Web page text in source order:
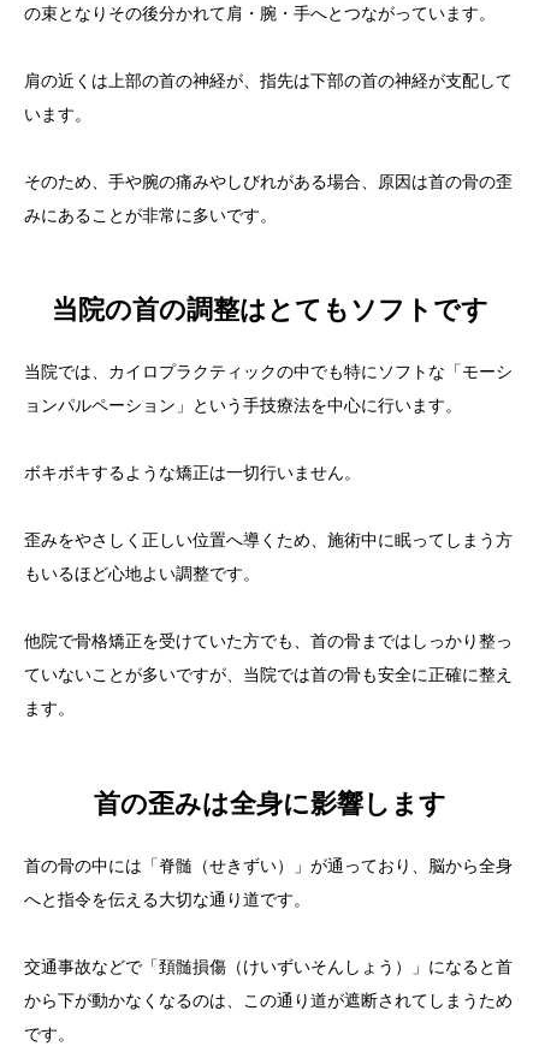
の束となりその後分かれて肩・腕・手へとつながっています。
肩の近くは上部の首の神経が、指先は下部の首の神経が支配して
います。
そのため、手や腕の痛みやしびれがある場合、原因は首の骨の歪
みにあることが非常に多いです。
当院の首の調整はとてもソフトです
当院では、カイロプラクティックの中でも特にソフトな「モーシ
ョンパルペーション」という手技療法を中心に行います。
ボキボキするような矯正は一切行いません。
歪みをやさしく正しい位置へ導くため、施術中に眠ってしまう方
もいるほど心地よい調整です。
他院で骨格矯正を受けていた方でも、首の骨まではしっかり整っ
ていないことが多いですが、当院では首の骨も安全に正確に整え
ます。
首の歪みは全身に影響します
首の骨の中には「脊髄（せきずい）」が通っており、脳から全身
へと指令を伝える大切な通り道です。
交通事故などで「頚髄損傷（けいずいそんしょう）」になると首
から下が動かなくなるのは、この通り道が遮断されてしまうため
です。